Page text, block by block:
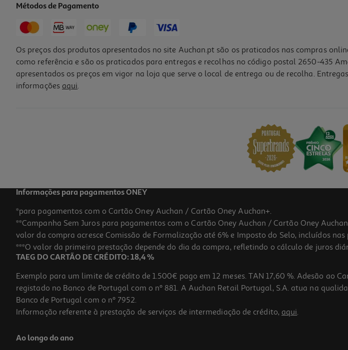
Métodos de Pagamento
Os preços dos produtos apresentados no site Auchan.pt são os praticados nas compras
como referência e são os praticados para entregas e recolhas no código postal 2650-435
apresentados os preços em vigor na loja que serve o local de entrega ou de recolha.
informações aqui.
Informações para pagamentos ONEY
*para pagamentos com o Cartão Oney Auchan / Cartão Oney Auchan+.
**Campanha Sem Juros para pagamentos com o Cartão Oney Auchan / Cartão Oney
valor da compra acresce Comissão de Formalização até 6% e Imposto do Selo, incluídos
***O valor da primeira prestação depende do dia da compra, refletindo o cálculo de juros
TAEG DO CARTÃO DE CRÉDITO: 18,4 %
Exemplo para um limite de crédito de 1.500€ pago em 12 meses. TAN 17,60 %. Adesão ao
registado no Banco de Portugal com o nº 881. A Auchan Retail Portugal, S.A. atua na
Banco de Portugal com o nº 7952.
Informação referente à prestação de serviços de intermediação de crédito, aqui.
Ao longo do ano